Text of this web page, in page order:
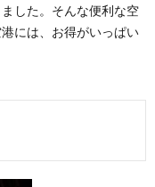
した。そんな便利な空
には、お得がいっぱい